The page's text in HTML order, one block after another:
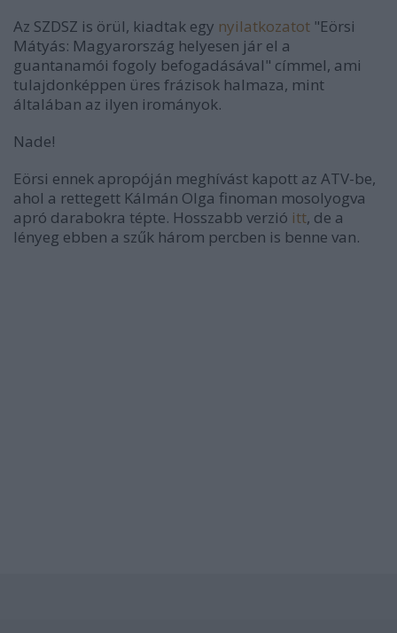
Az SZDSZ is örül, kiadtak egy nyilatkozatot "Eörsi
Mátyás: Magyarország helyesen jár el a
guantanamói fogoly befogadásával" címmel, ami
tulajdonképpen üres frázisok halmaza, mint
általában az ilyen irományok.
Nade!
Eörsi ennek apropóján meghívást kapott az ATV-be,
ahol a rettegett Kálmán Olga finoman mosolyogva
apró darabokra tépte. Hosszabb verzió itt, de a
lényeg ebben a szűk három percben is benne van.